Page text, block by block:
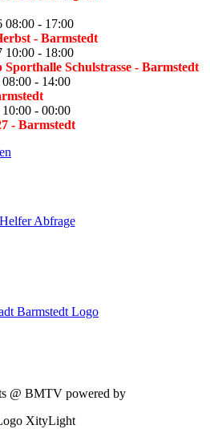
08:00 - 17:00
- Barmstedt
10:00 - 18:00
Schulstrasse - Barmstedt
08:00 - 14:00
10:00 - 00:00
- Barmstedt
@ BMTV powered by